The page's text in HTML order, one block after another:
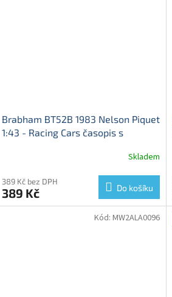
Brabham BT52B 1983 Nelson Piquet
1:43 - Racing Cars časopis s
Skladem
389 Kč bez DPH
389 Kč Do košíku
Kód: MW2ALA0096